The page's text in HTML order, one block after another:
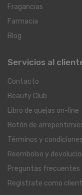
Fragancias
Farmacia
Blog
Servicios al
Contacto
Beauty Club
Libro de quejas on-line
Botón de
Términos y condiciones
Reembolso y
Preguntas frecuentes
Registrate como